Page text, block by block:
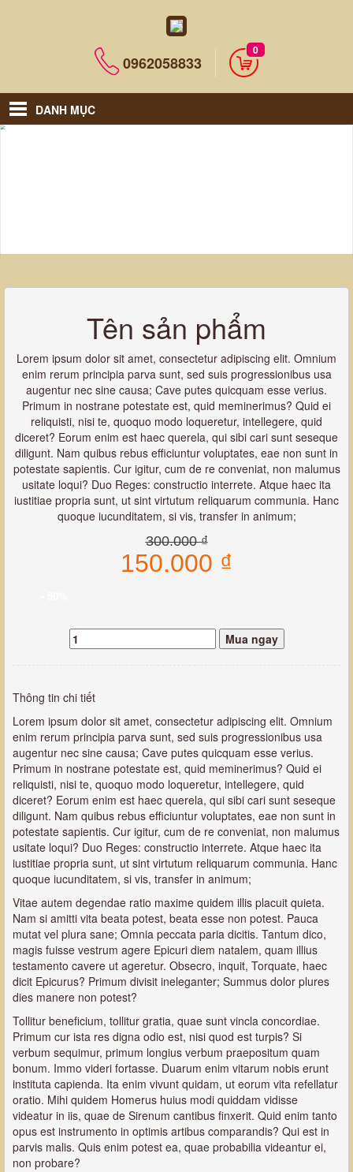
0962058833
0
DANH MỤC
Tên sản phẩm
Lorem ipsum dolor sit amet, consectetur adipiscing elit. Omnium
enim rerum principia parva sunt, sed suis progressionibus usa
augentur nec sine causa; Cave putes quicquam esse verius.
Primum in nostrane potestate est, quid meminerimus? Quid ei
reliquisti, nisi te, quoquo modo loqueretur, intellegere, quid
diceret? Eorum enim est haec querela, qui sibi cari sunt seseque
diligunt. Nam quibus rebus efficiuntur voluptates, eae non sunt in
potestate sapientis. Cur igitur, cum de re conveniat, non malumus
usitate loqui? Duo Reges: constructio interrete. Atque haec ita
iustitiae propria sunt, ut sint virtutum reliquarum communia. Hanc
quoque iucunditatem, si vis, transfer in animum;
300.000 ₫
150.000 ₫
Mua ngay
Thông tin chi tiết
Lorem ipsum dolor sit amet, consectetur adipiscing elit. Omnium
enim rerum principia parva sunt, sed suis progressionibus usa
augentur nec sine causa; Cave putes quicquam esse verius.
Primum in nostrane potestate est, quid meminerimus? Quid ei
reliquisti, nisi te, quoquo modo loqueretur, intellegere, quid
diceret? Eorum enim est haec querela, qui sibi cari sunt seseque
diligunt. Nam quibus rebus efficiuntur voluptates, eae non sunt in
potestate sapientis. Cur igitur, cum de re conveniat, non malumus
usitate loqui? Duo Reges: constructio interrete. Atque haec ita
iustitiae propria sunt, ut sint virtutum reliquarum communia. Hanc
quoque iucunditatem, si vis, transfer in animum;
Vitae autem degendae ratio maxime quidem illis placuit quieta.
Nam si amitti vita beata potest, beata esse non potest. Pauca
mutat vel plura sane; Omnia peccata paria dicitis. Tantum dico,
magis fuisse vestrum agere Epicuri diem natalem, quam illius
testamento cavere ut ageretur. Obsecro, inquit, Torquate, haec
dicit Epicurus? Primum divisit ineleganter; Summus dolor plures
dies manere non potest?
Tollitur beneficium, tollitur gratia, quae sunt vincla concordiae.
Primum cur ista res digna odio est, nisi quod est turpis? Si
verbum sequimur, primum longius verbum praepositum quam
bonum. Immo videri fortasse. Duarum enim vitarum nobis erunt
instituta capienda. Ita enim vivunt quidam, ut eorum vita refellatur
oratio. Mihi quidem Homerus huius modi quiddam vidisse
videatur in iis, quae de Sirenum cantibus finxerit. Quid enim tanto
opus est instrumento in optimis artibus comparandis? Qui est in
parvis malis. Quis enim potest ea, quae probabilia videantur ei,
non probare?